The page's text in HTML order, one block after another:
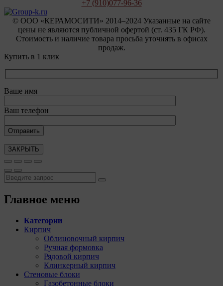
+7 (910)077-96-36
© OOO «КЕРАМОСИТИ» 2014–2024 Указанные на сайте
цены не являются публичной офертой (ст. 435 ГК РФ).
Стоимость и наличие товара просьба уточнять в офисах
продаж.
Купить в 1 клик
Ваше имя
Ваш телефон
ЗАКРЫТЬ
Главное меню
Категории
Кирпич
Облицовочный кирпич
Ручная формовка
Рядовой кирпич
Клинкерный кирпич
Стеновые блоки
Газобетонные блоки